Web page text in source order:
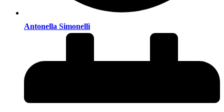
Antonella Simonelli